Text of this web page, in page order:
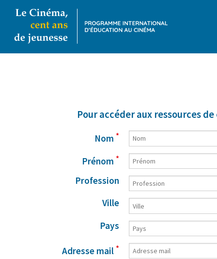
Pour accéder aux ressources
Nom *
Prénom *
Profession
Ville
Pays
Adresse mail *